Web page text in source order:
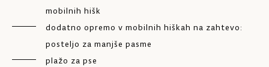
mobilnih hišk
dodatno opremo v mobilnih hiškah na zahtevo:
posteljo za manjše pasme
plažo za pse